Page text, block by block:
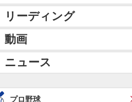
リーディング
動画
ニュース
プロ野球